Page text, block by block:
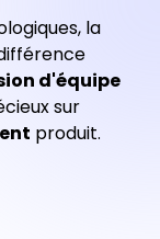
la
d'équipe
sur
produit.